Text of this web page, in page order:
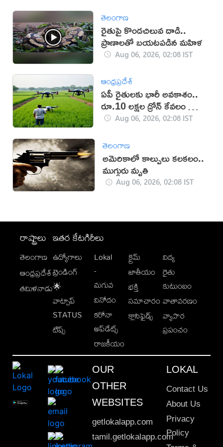
తెలంగాణ
రైతుపై కొండచిలువ దాడి..
ప్రాణాలతో బయటపడిన మహిళ
Aug 06, 2026, 02:08 IST
ఆంధ్రప్రదేశ్
ఏపీ రైతులకు భారీ అవకాశం..
రూ.10 లక్షల డ్రోన్ కేవలం రూ.2
లక్షలకే!Aug 06, 2026, 02:08 IST
తెలంగాణ
అమెరికాలో కాల్పులు కలకలం..
ముగ్గురు మృతి
Aug 06, 2026, 02:08 IST
రాష్ట్రాలు
తెలంగాణ
ఆంధ్రప్రదేశ్
తమిళనాడు
ఇతర కేటగిరీలు
ఉద్యోగాలు
ట్రెండింగ్
🌟
వాట్సాప్
STATUS
టిప్స్
Lokal
-
మగువ
వినోదం
కరోనా
అప్‌డేట్స్
రాజకీయం
క్రైమ్
జాతీయం
భక్తి
సమాచారం
క్లాసిఫైడ్స్
విద్య
రైతు
కుటుంబం
వాతావరణం
వ్యాపార
ప్రపంచం
OUR
OTHER
WEBSITES
getlokalapp.com
tamil.getlokalapp.com
LOKAL
Contact Us
About Us
Privacy
Policy